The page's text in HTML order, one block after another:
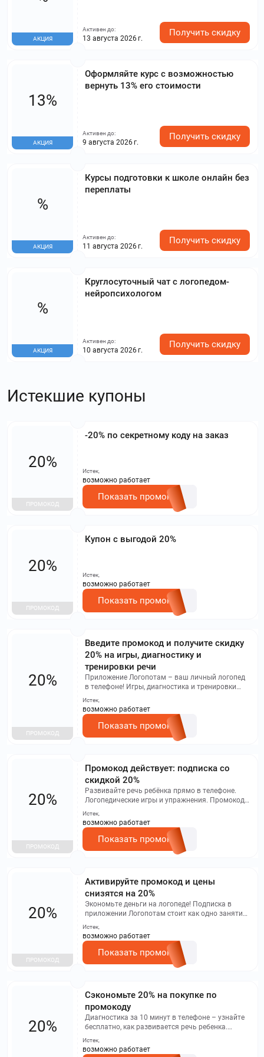
АКЦИЯ
Активен до:
13 августа 2026 г.
Получить скидку
Оформляйте курс с возможностью
вернуть 13% его стоимости
13%
АКЦИЯ
Активен до:
9 августа 2026 г.
Получить скидку
Курсы подготовки к школе онлайн без
переплаты
%
АКЦИЯ
Активен до:
11 августа 2026 г.
Получить скидку
Круглосуточный чат с логопедом-
нейропсихологом
%
АКЦИЯ
Активен до:
10 августа 2026 г.
Получить скидку
Истекшие купоны
-20% по секретному коду на заказ
20%
ПРОМОКОД
Истек,
возможно работает
Показать промокод
Купон с выгодой 20%
20%
ПРОМОКОД
Истек,
возможно работает
Показать промокод
Введите промокод и получите скидку
20% на игры, диагностику и
тренировки речи
Приложение Логопотам – ваш личный логопед
в телефоне! Игры, диагностика и тренировки
речи. Промокод действует только в мобильном
приложении!
20%
ПРОМОКОД
Истек,
возможно работает
Показать промокод
Промокод действует: подписка со
скидкой 20%
Развивайте речь ребёнка прямо в телефоне.
Логопедические игры и упражнения. Промокод
действует только в мобильном приложении!
20%
ПРОМОКОД
Истек,
возможно работает
Показать промокод
Активируйте промокод и цены
снизятся на 20%
Экономьте деньги на логопеде! Подписка в
приложении Логопотам стоит как одно занятие,
но помогает намного дольше. Промокод
действует только в мобильном приложении!
20%
ПРОМОКОД
Истек,
возможно работает
Показать промокод
Сэкономьте 20% на покупке по
промокоду
Диагностика за 10 минут в телефоне – узнайте
бесплатно, как развивается речь ребенка.
Промокод действует только в мобильном
приложении!
20%
Истек,
возможно работает